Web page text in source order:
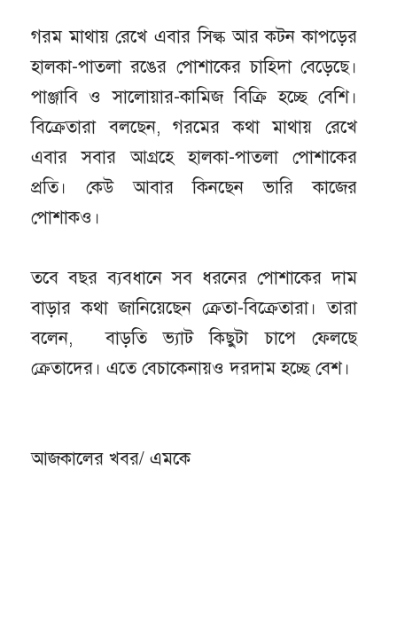
গরম মাথায় রেখে এবার সিল্ক আর কটন কাপড়ের
হালকা-পাতলা রঙের পোশাকের চাহিদা বেড়েছে।
পাঞ্জাবি ও সালোয়ার-কামিজ বিক্রি হচ্ছে বেশি।
বিক্রেতারা বলছেন, গরমের কথা মাথায় রেখে
এবার সবার আগ্রহে হালকা-পাতলা পোশাকের
প্রতি। কেউ আবার কিনছেন ভারি কাজের
পোশাকও।
তবে বছর ব্যবধানে সব ধরনের পোশাকের দাম
বাড়ার কথা জানিয়েছেন ক্রেতা-বিক্রেতারা। তারা
বলেন, বাড়তি ভ্যাট কিছুটা চাপে ফেলছে
ক্রেতাদের। এতে বেচাকেনায়ও দরদাম হচ্ছে বেশ।
আজকালের খবর/ এমকে